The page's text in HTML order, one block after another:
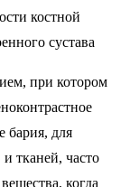
костной
сустава
при котором
бария, для
тканей, часто
когда